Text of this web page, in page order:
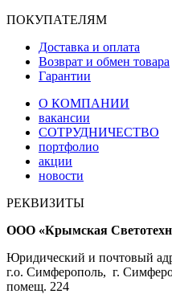
ПОКУПАТЕЛЯМ
Доставка и оплата
Возврат и обмен товара
Гарантии
О КОМПАНИИ
вакансии
СОТРУДНИЧЕСТВО
портфолио
акции
новости
РЕКВИЗИТЫ
ООО «Крымская
Юридический и почтовый
г.о. Симферополь, г.
помещ. 224